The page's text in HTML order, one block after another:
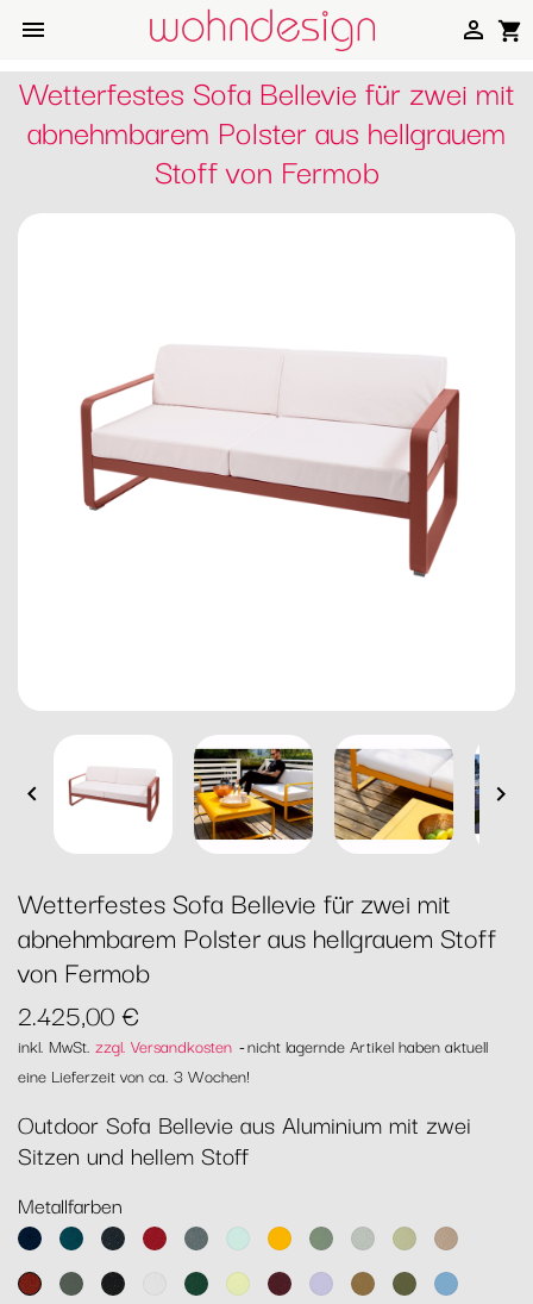
 shopping_cart

Wetterfestes Sofa Bellevie für zwei mit
abnehmbarem Polster aus hellgrauem
Stoff von Fermob
 
Wetterfestes Sofa Bellevie für zwei mit
abnehmbarem Polster aus hellgrauem Stoff
von Fermob
2.425,00 €
inkl. MwSt. zzgl. Versandkosten nicht lagernde Artikel haben aktuell
eine Lieferzeit von ca. 3 Wochen!
Outdoor Sofa Bellevie aus Aluminium mit zwei
Sitzen und hellem Stoff
Metallfarben
AbyssblauAcapulcoblau
Anthrazit
Chili Gewittergrau
Gletscherminze
HonigKaktusLehmgrau
LindgrünMuskat
OckerRosmarin
Lakritz Baumwollweiß
Zederngrün
Zitronensorbet
Schwarzkirsche
Marshmallo
Lebkuchen
PestoMaya